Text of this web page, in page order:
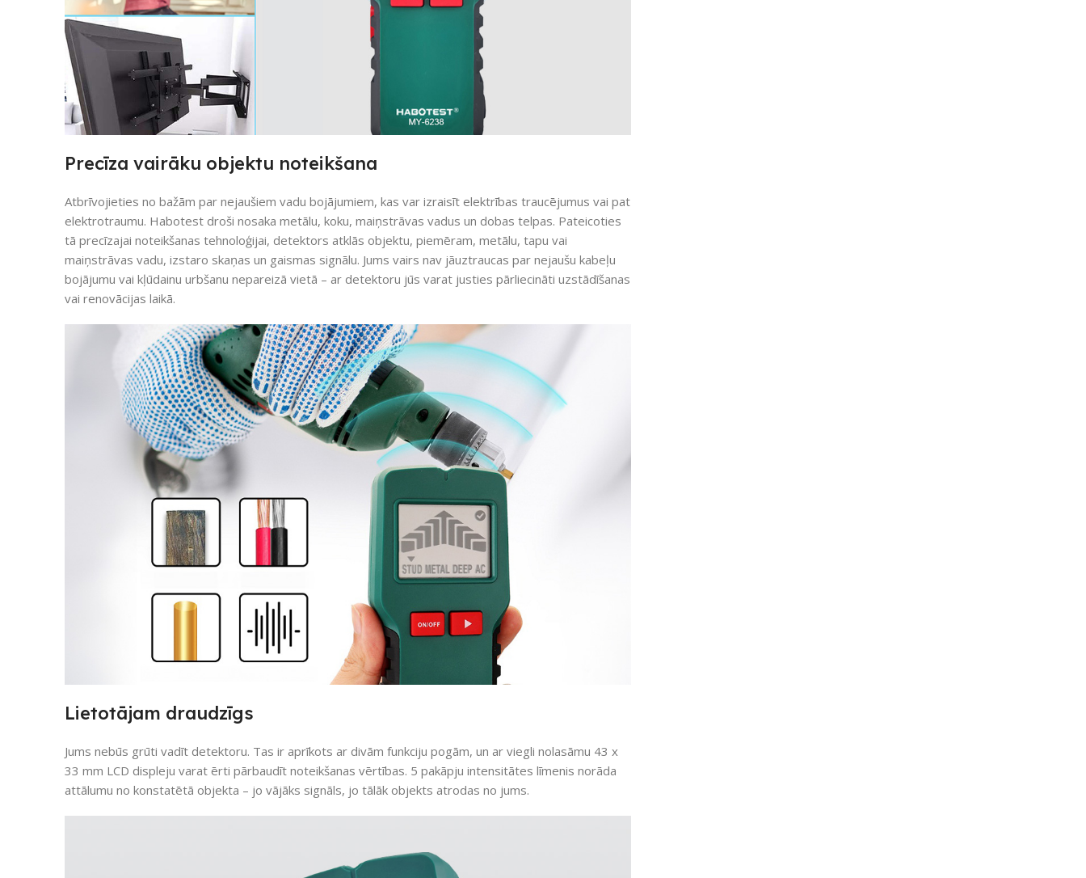
Precīza vairāku objektu noteikšana
Atbrīvojieties no bažām par nejaušiem vadu bojājumiem, kas var izraisīt elektrības traucējumus vai pat
elektrotraumu. Habotest droši nosaka metālu, koku, maiņstrāvas vadus un dobas telpas. Pateicoties
tā precīzajai noteikšanas tehnoloģijai, detektors atklās objektu, piemēram, metālu, tapu vai
maiņstrāvas vadu, izstaro skaņas un gaismas signālu. Jums vairs nav jāuztraucas par nejaušu kabeļu
bojājumu vai kļūdainu urbšanu nepareizā vietā – ar detektoru jūs varat justies pārliecināti uzstādīšanas
vai renovācijas laikā.
Lietotājam draudzīgs
Jums nebūs grūti vadīt detektoru. Tas ir aprīkots ar divām funkciju pogām, un ar viegli nolasāmu 43 x
33 mm LCD displeju varat ērti pārbaudīt noteikšanas vērtības. 5 pakāpju intensitātes līmenis norāda
attālumu no konstatētā objekta – jo vājāks signāls, jo tālāk objekts atrodas no jums.